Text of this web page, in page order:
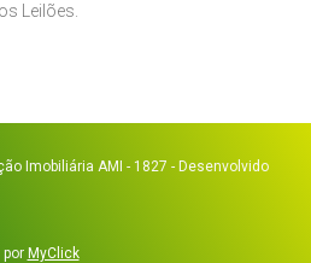
Leilões.
Imobiliária AMI - 1827 - Desenvolvido
por MyClick